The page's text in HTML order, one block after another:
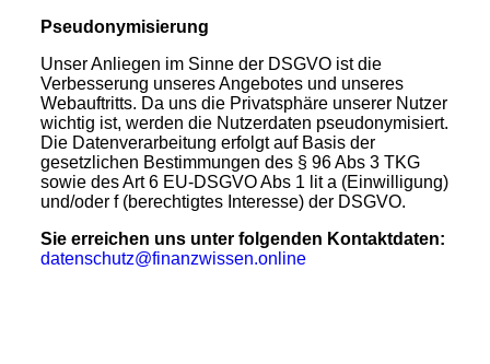
Pseudonymisierung
Unser Anliegen im Sinne der DSGVO ist die
Verbesserung unseres Angebotes und unseres
Webauftritts. Da uns die Privatsphäre unserer Nutzer
wichtig ist, werden die Nutzerdaten pseudonymisiert.
Die Datenverarbeitung erfolgt auf Basis der
gesetzlichen Bestimmungen des § 96 Abs 3 TKG
sowie des Art 6 EU-DSGVO Abs 1 lit a (Einwilligung)
und/oder f (berechtigtes Interesse) der DSGVO.
Sie erreichen uns unter folgenden Kontaktdaten:
datenschutz@finanzwissen.online